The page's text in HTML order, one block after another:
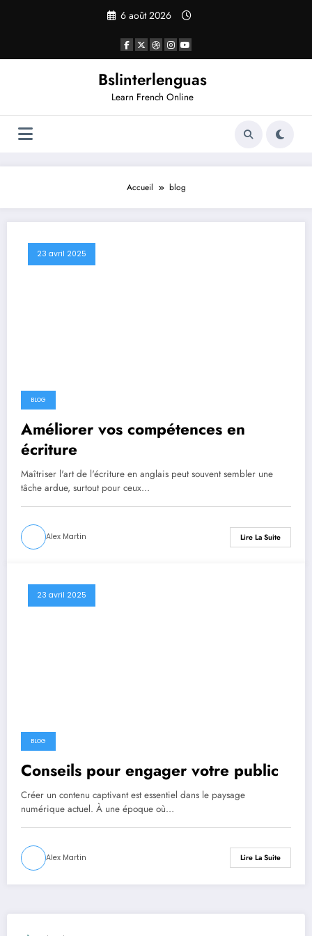
6 août 2026
Bslinterlenguas
Learn French Online
Accueil blog
23 avril 2025
BLOG
Améliorer vos compétences en
écriture
Maîtriser l'art de l'écriture en anglais peut souvent sembler une
tâche ardue, surtout pour ceux…
Alex Martin Lire La Suite
23 avril 2025
BLOG
Conseils pour engager votre public
Créer un contenu captivant est essentiel dans le paysage
numérique actuel. À une époque où…
Alex Martin Lire La Suite